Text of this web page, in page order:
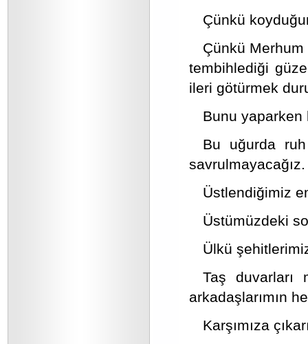
Çünkü
Çünkü Merhum
tembihlediği
ileri götürmek
Bunu yaparken
Bu uğurda
savrulmayacağız.
Üstlendiğimiz
Üstümüzdeki
Ülkü
Taş duvarları
arkadaşlarımın
Karşımıza